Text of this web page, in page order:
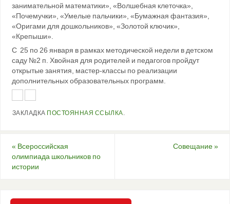
занимательной математики», «Волшебная клеточка»,
«Почемучки», «Умелые пальчики», «Бумажная фантазия»,
«Оригами для дошкольников», «Золотой ключик»,
«Крепыши».
С 25 по 26 января в рамках методической недели в детском
саду №2 п. Хвойная для родителей и педагогов пройдут
открытые занятия, мастер-классы по реализации
дополнительных образовательных программ.
ЗАКЛАДКА ПОСТОЯННАЯ ССЫЛКА.
« Всероссийская
олимпиада школьников по
истории
Совещание»